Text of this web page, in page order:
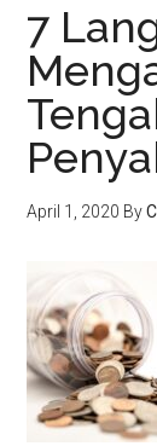
7
April 1, 2020 By